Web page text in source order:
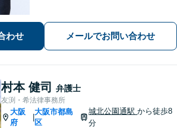
ル相談可】【JR東西線大阪天満宮駅5
わせ メールでお問い合わせ
村本 健司 弁護士
友渕・希法律事務所
大阪
府
|
大阪市都島
区
城北公園通駅から徒歩8
分